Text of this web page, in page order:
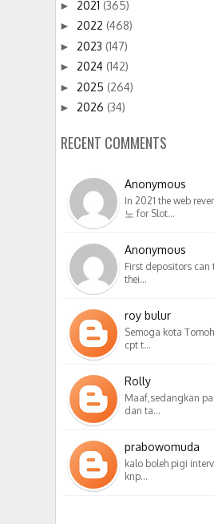
► 2021 (365)
► 2022 (468)
► 2023 (147)
► 2024 (142)
► 2025 (264)
► 2026 (34)
RECENT COMMENTS
Anonymous
In 2021 the web
노 for Slot…
Anonymous
First depositors can
thei…
roy bulur
Semoga kota
cpt t…
Rolly
Maaf,sedangkan
dan ta…
prabowomuda
kalo boleh pigi
knp…